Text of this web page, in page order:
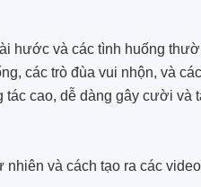
hước và các tình huống
các trò đùa vui nhộn, và
cao, dễ dàng gây cười và
và cách tạo ra các